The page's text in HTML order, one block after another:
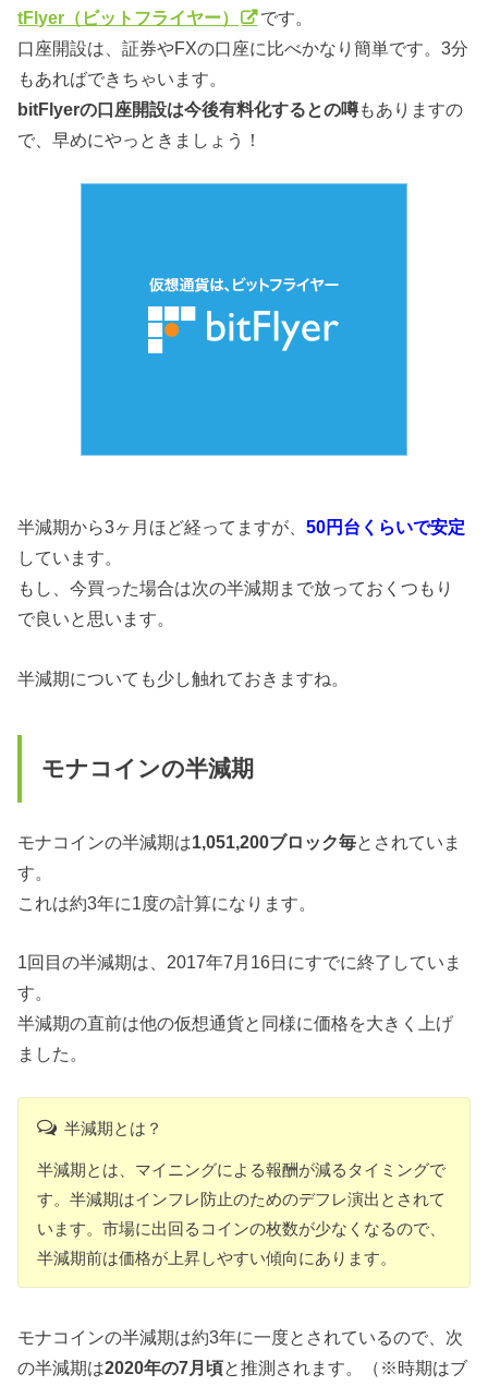
tFlyer（ビットフライヤー）
です。
口座開設は、証券やFXの口座に比べかなり簡単です。3分
もあればできちゃいます。
bitFlyerの口座開設は今後有料化するとの噂もありますの
で、早めにやっときましょう！
半減期から3ヶ月ほど経ってますが、50円台くらいで安定
しています。
もし、今買った場合は次の半減期まで放っておくつもり
で良いと思います。
半減期についても少し触れておきますね。
モナコインの半減期
モナコインの半減期は1,051,200ブロック毎とされていま
す。
これは約3年に1度の計算になります。
1回目の半減期は、2017年7月16日にすでに終了していま
す。
半減期の直前は他の仮想通貨と同様に価格を大きく上げ
ました。
半減期とは？
半減期とは、マイニングによる報酬が減るタイミングで
す。半減期はインフレ防止のためのデフレ演出とされて
います。市場に出回るコインの枚数が少なくなるので、
半減期前は価格が上昇しやすい傾向にあります。
モナコインの半減期は約3年に一度とされているので、次
の半減期は2020年の7月頃と推測されます。（※時期はブ